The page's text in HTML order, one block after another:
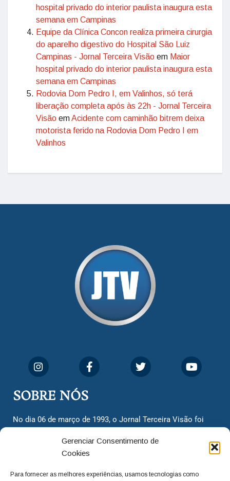
Gerenciar Consentimento de
Cookies
Para fornecer as melhores experiências, usamos tecnologias como
hospital privado do interior paulista inaugura esta
semana em Campinas
Equipe da Clínica Concon realiza primeira cirurgia
do aparelho digestivo do Hospital São Luiz
Campinas - Jornal Terceira Visão em Maior
hospital privado do interior paulista inaugura esta
semana em Campinas
Rodovia Dom Pedro I, em Valinhos, só terá
liberação completa após às 22h - Jornal Terceira
Visão emAcidente com caminhão bitrem deixa
motorista ferido na Rodovia Dom Pedro I em
Valinhos
SOBRE NÓS
No dia 06 de março de 1993, o Jornal Terceira Visão foi
cidadãos valinhenses, já que naquela época só existiam
dois jornais. Há mais de 30 anos, o jornal continua